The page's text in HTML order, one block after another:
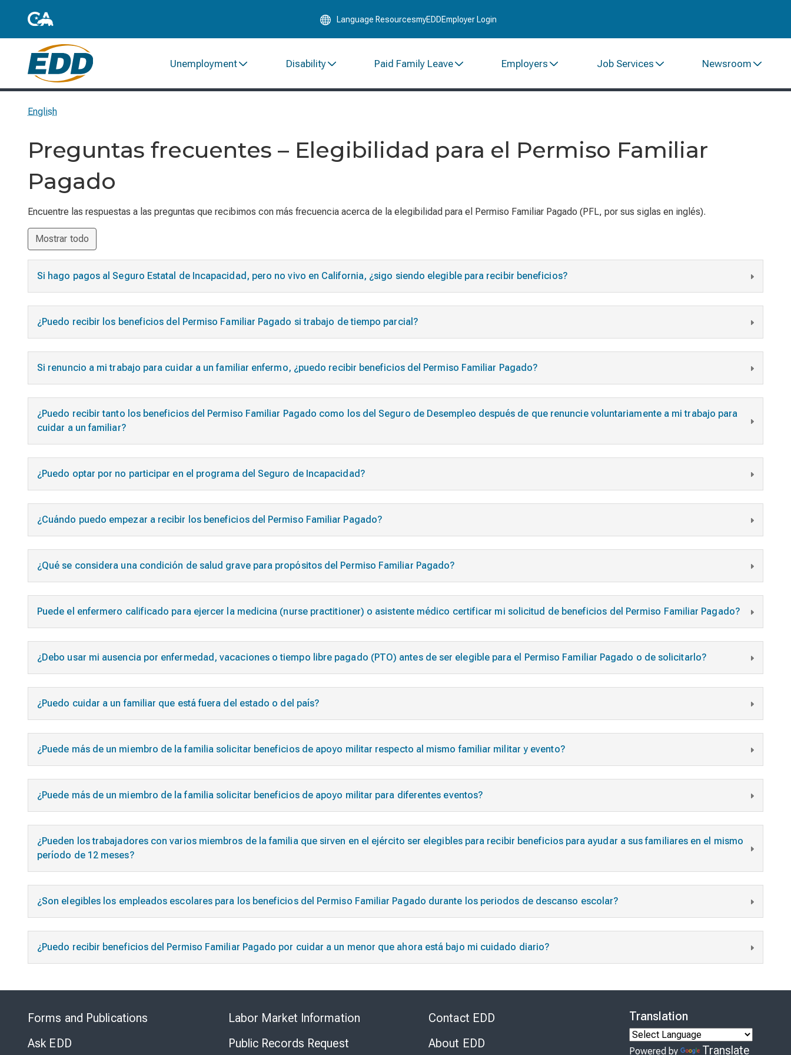
to
Language ResourcesmyEDDEmployer Login
Unemployment Disability Paid Family Leave Employers Job Services Newsroom
English
Preguntas frecuentes – Elegibilidad para el Permiso Familiar
Pagado
Encuentre las respuestas a las preguntas que recibimos con más frecuencia acerca de la elegibilidad para el Permiso Familiar Pagado (PFL, por sus siglas en inglés).
Mostrar todo
Si hago pagos al Seguro Estatal de Incapacidad, pero no vivo en California, ¿sigo siendo elegible para recibir beneficios?
¿Puedo recibir los beneficios del Permiso Familiar Pagado si trabajo de tiempo parcial?
Si renuncio a mi trabajo para cuidar a un familiar enfermo, ¿puedo recibir beneficios del Permiso Familiar Pagado?
¿Puedo recibir tanto los beneficios del Permiso Familiar Pagado como los del Seguro de Desempleo después de que renuncie voluntariamente a mi trabajo para
cuidar a un familiar?
¿Puedo optar por no participar en el programa del Seguro de Incapacidad?
¿Cuándo puedo empezar a recibir los beneficios del Permiso Familiar Pagado?
¿Qué se considera una condición de salud grave para propósitos del Permiso Familiar Pagado?
Puede el enfermero calificado para ejercer la medicina (nurse practitioner) o asistente médico certificar mi solicitud de beneficios del Permiso Familiar Pagado?
¿Debo usar mi ausencia por enfermedad, vacaciones o tiempo libre pagado (PTO) antes de ser elegible para el Permiso Familiar Pagado o de solicitarlo?
¿Puedo cuidar a un familiar que está fuera del estado o del país?
¿Puede más de un miembro de la familia solicitar beneficios de apoyo militar respecto al mismo familiar militar y evento?
¿Puede más de un miembro de la familia solicitar beneficios de apoyo militar para diferentes eventos?
¿Pueden los trabajadores con varios miembros de la familia que sirven en el ejército ser elegibles para recibir beneficios para ayudar a sus familiares en el mismo
período de 12 meses?
¿Son elegibles los empleados escolares para los beneficios del Permiso Familiar Pagado durante los periodos de descanso escolar?
¿Puedo recibir beneficios del Permiso Familiar Pagado por cuidar a un menor que ahora está bajo mi cuidado diario?
Forms and Publications
Ask EDD
Labor Market Information
Public Records Request
Contact EDD
About EDD
Translation
Powered by Translate